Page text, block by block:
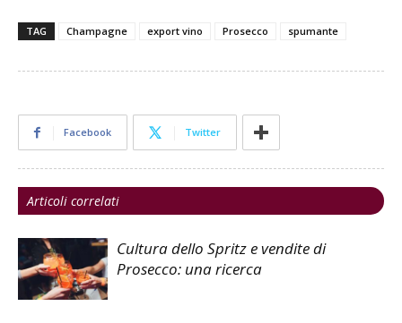
TAG Champagne export vino Prosecco spumante
Facebook Twitter
Articoli correlati
Cultura dello Spritz e vendite di
Prosecco: una ricerca